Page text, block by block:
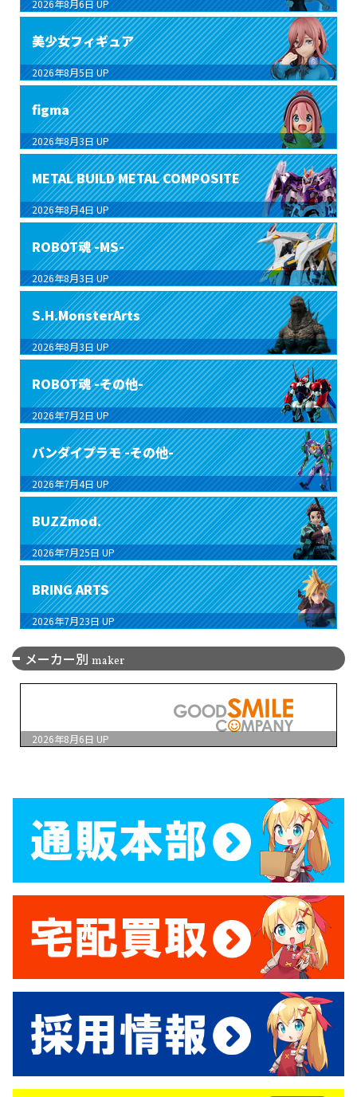
2026年8月6日 UP
美少女フィギュア
2026年8月5日 UP
figma
2026年8月3日 UP
METAL BUILD METAL COMPOSITE
2026年8月4日 UP
ROBOT魂 -MS-
2026年8月3日 UP
S.H.MonsterArts
2026年8月3日 UP
ROBOT魂 -その他-
2026年7月2日 UP
バンダイプラモ -その他-
2026年7月4日 UP
BUZZmod.
2026年7月25日 UP
BRING ARTS
2026年7月23日 UP
メーカー別 maker
2026年8月6日 UP